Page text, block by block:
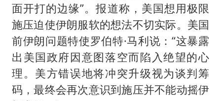
面开打的边缘”。报道称，美国想用极限
施压迫使伊朗服软的想法不切实际。美国
前伊朗问题特使罗伯特·马利说：“这暴露
出美国政府因意图落空而陷入绝望的心
理。美方错误地将冲突升级视为谈判筹
码，最终会再次意识到施压并不能动摇伊